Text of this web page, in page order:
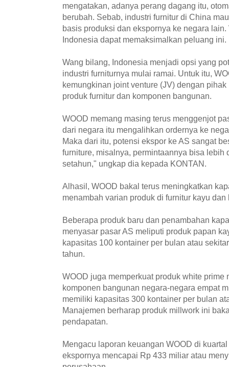
mengatakan, adanya perang dagang itu,
berubah. Sebab, industri furnitur di China
basis produksi dan ekspornya ke negara
Indonesia dapat memaksimalkan peluang ini.
Wang bilang, Indonesia menjadi opsi yang
industri furniturnya mulai ramai. Untuk itu,
kemungkinan joint venture (JV) dengan
produk furnitur dan komponen bangunan.
WOOD memang masing terus menggenjot
dari negara itu mengalihkan ordernya ke
Maka dari itu, potensi ekspor ke AS sangat
furniture, misalnya, permintaannya bisa lebih
setahun," ungkap dia kepada KONTAN.
Alhasil, WOOD bakal terus meningkatkan
menambah varian produk di furnitur kayu
Beberapa produk baru dan penambahan
menyasar pasar AS meliputi produk papan
kapasitas 100 kontainer per bulan atau
tahun.
WOOD juga memperkuat produk white
komponen bangunan negara-negara empat
memiliki kapasitas 300 kontainer per bulan
Manajemen berharap produk millwork ini
pendapatan.
Mengacu laporan keuangan WOOD di
ekspornya mencapai Rp 433 miliar atau